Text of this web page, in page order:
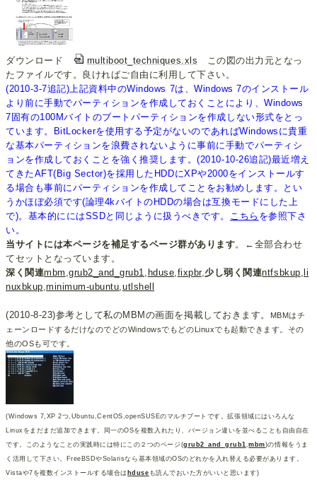
ダウンロード multiboot_techniques.xls この図の出力元となっ
たファイルです。良ければご自由に利用して下さい。
(2010-3-7追記)上記資料中のWindows 7は、Windows 7のインストール
より前に手動でパーティションを作成しておくことにより、Windows
7固有の100Mバイトのブートパーティションを作成しない形式をとっ
ています。BitLockerを使用する予定がないのであればWindowsに貴重
な基本パーティションを浪費されないように事前に手動でパーティシ
ョンを作成しておくことを強く推奨します。(2010-10-26追記)最近増え
てきたAFT(Big Sector)を採用したHDDにXPや2000をインストールす
る場合も事前にパーティションを作成してことをお勧めします。とい
うかほぼ必須です(論理4kバイトのHDDの場合は互換モードにした上
で)。基本的ににはSSDと同じように扱うべきです。
こちら を参照下さ
い。
当サイトには本ページを補足するページ群があります。←全部合わせ
てセットとなっています。
深く関連mbm ,grub2_and_grub1 hduse fixpbr,少し弱く関連ntfsbkup ,li
nuxbkup ,minimum-ubuntu utlshell
(2010-8-23)参考として私のMBMの画面を掲載しておきます。
MBMはチ
ェーンロードするだけなのでどのWindowsでもどのLinuxでも起動できます。その
他のOSも可です。
(Windows 7,XP 2つ,Ubuntu,CentOS,openSUSEのマルチブートです。拡張領域にはいろんな
Linuxをまだまだ追加できます。同一のOSを複数入れたり、バージョン違いを並べることも自由自在
です。このようなことの実践時には特にこの２つのページ(grub2_and_grub1 ,mbm)の情報をうま
く活用して下さい。FreeBSDやSolarisなら基本領域のOSのどれかを入れ替える必要があります。
Vistaや7を複数インストールする場合は hduse も読んでおいた方がいいと思います)